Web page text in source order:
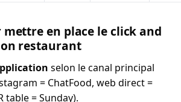
mettre en place le click and
restaurant
selon le canal principal
= ChatFood, web direct =
table = Sunday).